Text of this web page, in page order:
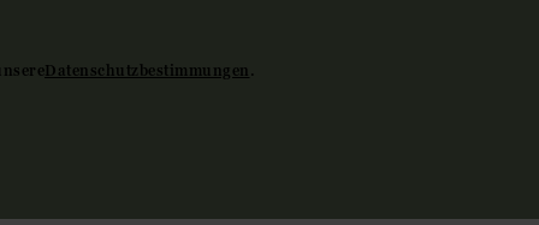
Datenschutzbestimmungen .